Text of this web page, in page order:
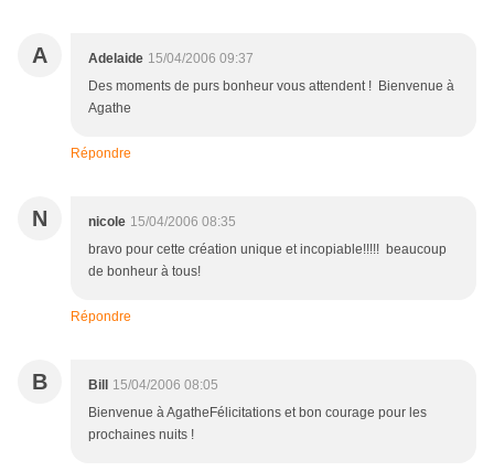
A Adelaide 15/04/2006 09:37
Des moments de purs bonheur vous attendent ! Bienvenue à
Agathe
Répondre
N nicole 15/04/2006 08:35
bravo pour cette création unique et incopiable!!!!! beaucoup
de bonheur à tous!
Répondre
B Bill
15/04/2006 08:05
Bienvenue à AgatheFélicitations et bon courage pour les
prochaines nuits !